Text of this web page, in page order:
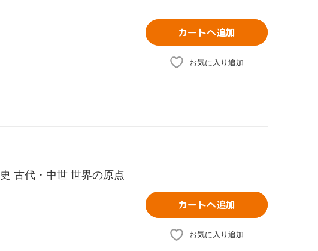
カートへ追加
お気に入り追加
古代・中世 世界の原点
カートへ追加
お気に入り追加